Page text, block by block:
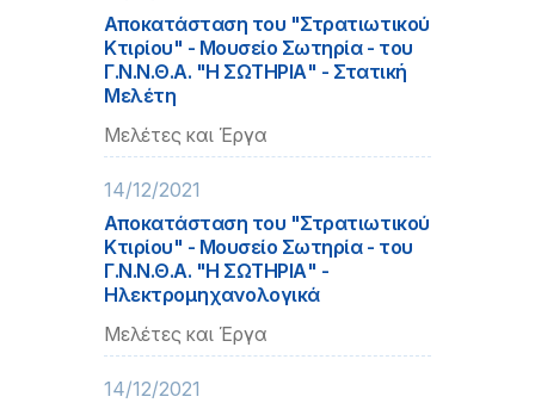
Αποκατάσταση του "Στρατιωτικού
Κτιρίου" - Μουσείο Σωτηρία - του
Γ.Ν.Ν.Θ.Α. "Η ΣΩΤΗΡΙΑ" - Στατική
Μελέτη
Μελέτες και Έργα
14/12/2021
Αποκατάσταση του "Στρατιωτικού
Κτιρίου" - Μουσείο Σωτηρία - του
Γ.Ν.Ν.Θ.Α. "Η ΣΩΤΗΡΙΑ" -
Ηλεκτρομηχανολογικά
Μελέτες και Έργα
14/12/2021